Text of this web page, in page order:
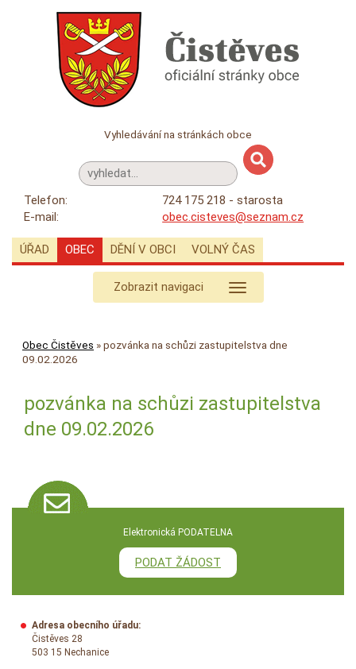
Vyhledávání na stránkách obce
Telefon:
724 175 218 - starosta
E-mail:
obec.cisteves@seznam.cz
ÚŘAD OBEC DĚNÍ V OBCI VOLNÝ ČAS
Zobrazit navigaci
Obec Čistěves »pozvánka na schůzi zastupitelstva dne
09.02.2026
pozvánka na schůzi zastupitelstva
dne 09.02.2026
Elektronická PODATELNA
PODAT ŽÁDOST
Adresa obecního úřadu:
Čistěves 28
503 15 Nechanice